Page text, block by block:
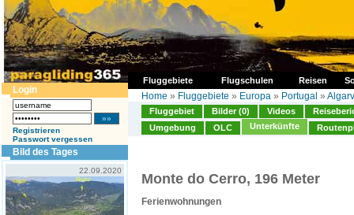
Fluggebiete Flugschulen Reisen
Login
Registrieren
Passwort vergessen
Bild des Tages
22.09.2020
Home » Fluggebiete » Europa » Portugal »
Fluggebiet Bilder (0) Videos
Umgebung
OLC Unterkünfte
Monte do Cerro, 196 Meter
Ferienwohnungen